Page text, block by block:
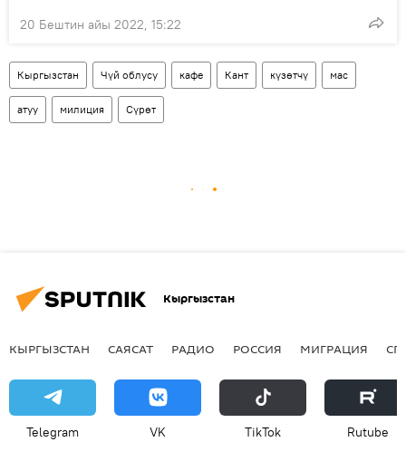
20 Бештин айы 2022, 15:22
Кыргызстан Чүй облусу кафе Кант күзөтчү мас
атуу милиция Сүрөт
Кыргызстан
КЫРГЫЗСТАН САЯСАТ РАДИО РОССИЯ МИГРАЦИЯ
Telegram VK ТikТоk Rutube